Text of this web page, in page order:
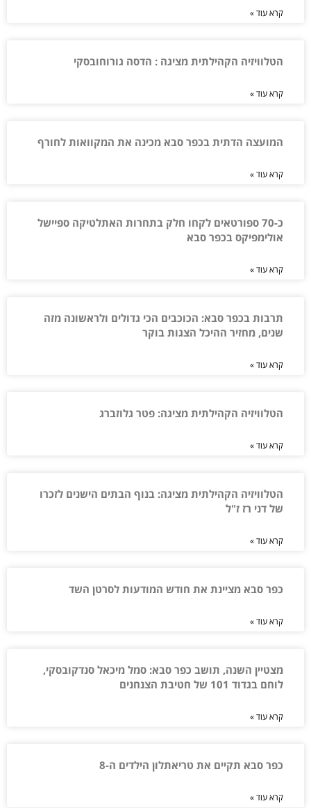
קרא עוד »
הטלוויזיה הקהילתית מציגה : הדסה גורוחובסקי
קרא עוד »
המועצה הדתית בכפר סבא מכינה את המקוואות לחורף
קרא עוד »
כ-70 ספורטאים לקחו חלק בתחרות האתלטיקה ספיישל
אולימפיקס בכפר סבא
קרא עוד »
תרבות בכפר סבא: הכוכבים הכי גדולים ולראשונה מזה
שנים, מחזיר ההיכל הצגות בוקר
קרא עוד »
הטלוויזיה הקהילתית מציגה: פטר גלוזברג
קרא עוד »
הטלוויזיה הקהילתית מציגה: בנוף הבתים הישנים לזכרו
של דני רז ז"ל
קרא עוד »
כפר סבא מציינת את חודש המודעות לסרטן השד
קרא עוד »
מצטיין השנה, תושב כפר סבא: סמל מיכאל סנדקובסקי,
לוחם בגדוד 101 של חטיבת הצנחנים
קרא עוד »
כפר סבא תקיים את טריאתלון הילדים ה-8
קרא עוד »